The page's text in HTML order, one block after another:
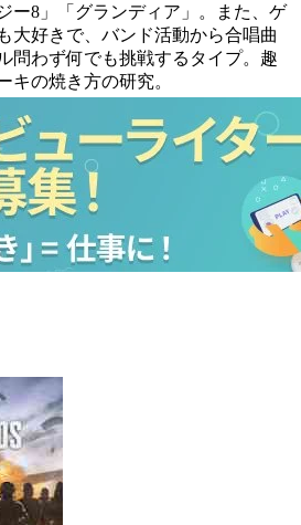
ー8」「グランディア」。また、ゲ
大好きで、バンド活動から合唱曲
問わず何でも挑戦するタイプ。趣
キの焼き方の研究。